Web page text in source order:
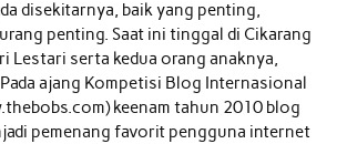
disekitarnya, baik yang penting,
penting. Saat ini tinggal di Cikarang
Lestari serta kedua orang anaknya,
ajang Kompetisi Blog Internasional
keenam tahun 2010 blog
pemenang favorit pengguna internet